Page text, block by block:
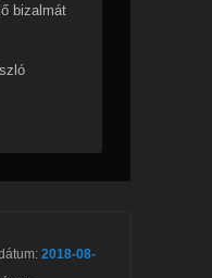
bizalmát
2018-08-